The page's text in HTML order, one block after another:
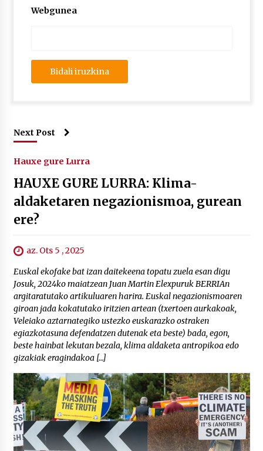
Webgunea
Next Post
Hauxe gure Lurra
HAUXE GURE LURRA: Klima-
aldaketaren negazionismoa, gurean
ere?
az. Ots 5 , 2025
Euskal ekofake bat izan daitekeena topatu zuela esan digu
Josuk, 2024ko maiatzean Juan Martin Elexpuruk BERRIAn
argitaratutako artikuluaren harira. Euskal negazionismoaren
giroan jada kokatutako iritzien artean (txertoen aurkakoak,
Veleiako aztarnategiko ustezko euskarazko ostraken
egiazkotasuna defendatzen dutenak eta beste) bada, egon,
beste hainbat lekutan bezala, klima aldaketa antropikoa edo
gizakiak eragindakoa […]